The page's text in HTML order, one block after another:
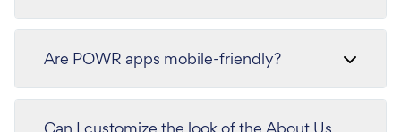
Are POWR apps mobile-friendly?
Can I customize the look of the About Us